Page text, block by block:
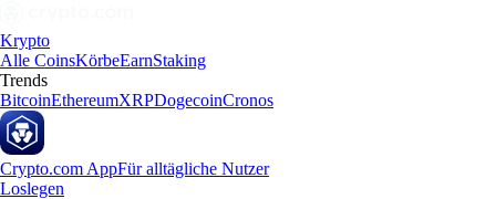
Krypto
Alle CoinsKörbeEarnStaking
Trends
BitcoinEthereumXRPDogecoinCronos
Crypto.com AppFür alltägliche Nutzer
Loslegen